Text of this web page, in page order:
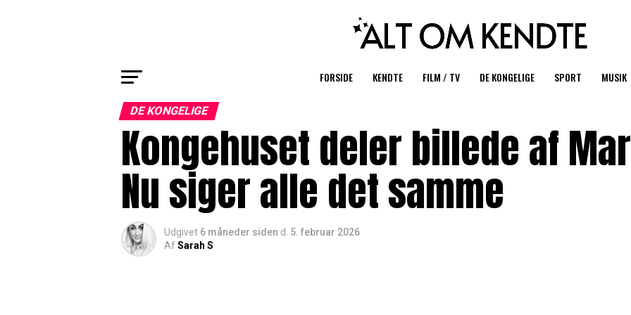
FORSIDE KENDTE FILM / TV DE KONGELIGE SPORT MUSIK
DE KONGELIGE
Kongehuset deler billede af
Nu siger alle det samme
Udgivet 6 måneder siden d. 5. februar 2026
AfSarah S